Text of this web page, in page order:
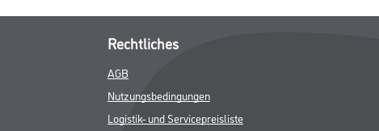
Rechtliches
AGB
Nutzungsbedingungen
Logistik- und Servicepreisliste